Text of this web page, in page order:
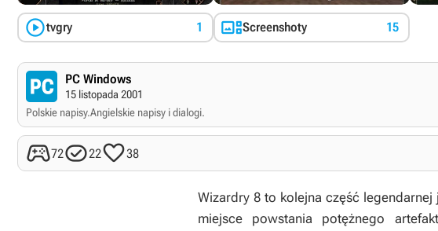
tvgry 1 Screenshoty 15
PC Windows
15 listopada 2001
Polskie napisy.Angielskie napisy i dialogi.
722238
Wizardry 8 to kolejna część
miejsce powstania potężnego